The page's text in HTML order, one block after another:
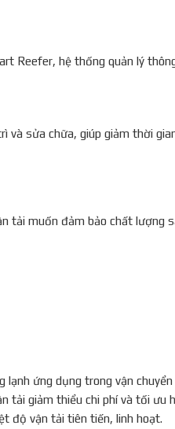
Reefer, hệ thống quản lý
và sửa chữa, giúp giảm thời
tải muốn đảm bảo chất lượng
ứng dụng trong vận chuyển
tải giảm thiểu chi phí và tối ưu
độ vận tải tiên tiến, linh hoạt.